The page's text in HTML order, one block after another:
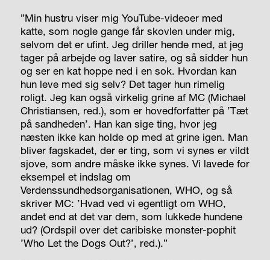
”Min hustru viser mig YouTube-videoer med
katte, som nogle gange får skovlen under mig,
selvom det er ufint. Jeg driller hende med, at jeg
tager på arbejde og laver satire, og så sidder hun
og ser en kat hoppe ned i en sok. Hvordan kan
hun leve med sig selv? Det tager hun rimelig
roligt. Jeg kan også virkelig grine af MC (Michael
Christiansen, red.), som er hovedforfatter på ’Tæt
på sandheden’. Han kan sige ting, hvor jeg
næsten ikke kan holde op med at grine igen. Man
bliver fagskadet, der er ting, som vi synes er vildt
sjove, som andre måske ikke synes. Vi lavede for
eksempel et indslag om
Verdenssundhedsorganisationen, WHO, og så
skriver MC: ’Hvad ved vi egentligt om WHO,
andet end at det var dem, som lukkede hundene
ud? (Ordspil over det caribiske monster-pophit
’Who Let the Dogs Out?’, red.).”